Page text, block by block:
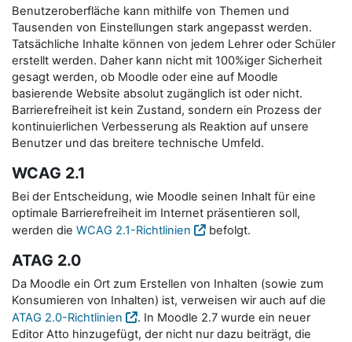
Benutzeroberfläche kann mithilfe von Themen und
Tausenden von Einstellungen stark angepasst werden.
Tatsächliche Inhalte können von jedem Lehrer oder Schüler
erstellt werden. Daher kann nicht mit 100%iger Sicherheit
gesagt werden, ob Moodle oder eine auf Moodle
basierende Website absolut zugänglich ist oder nicht.
Barrierefreiheit ist kein Zustand, sondern ein Prozess der
kontinuierlichen Verbesserung als Reaktion auf unsere
Benutzer und das breitere technische Umfeld.
WCAG 2.1
Bei der Entscheidung, wie Moodle seinen Inhalt für eine
optimale Barrierefreiheit im Internet präsentieren soll,
werden die WCAG 2.1-Richtlinien befolgt.
ATAG 2.0
Da Moodle ein Ort zum Erstellen von Inhalten (sowie zum
Konsumieren von Inhalten) ist, verweisen wir auch auf die
ATAG 2.0-Richtlinien
. In Moodle 2.7 wurde ein neuer
Editor Atto hinzugefügt, der nicht nur dazu beiträgt, die